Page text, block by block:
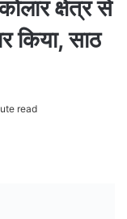
क्षेत्र से
किया, साठ
read